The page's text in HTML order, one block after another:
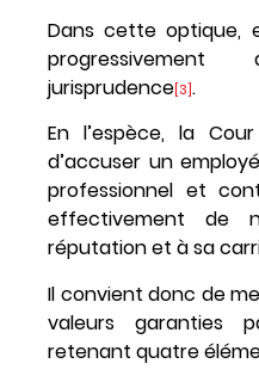
Dans cette optique,
jurisprudence[3].
En l’espèce, la
d’accuser un
professionnel et
effectivement
réputation et à sa
Il convient donc de
valeurs garanties
retenant quatre